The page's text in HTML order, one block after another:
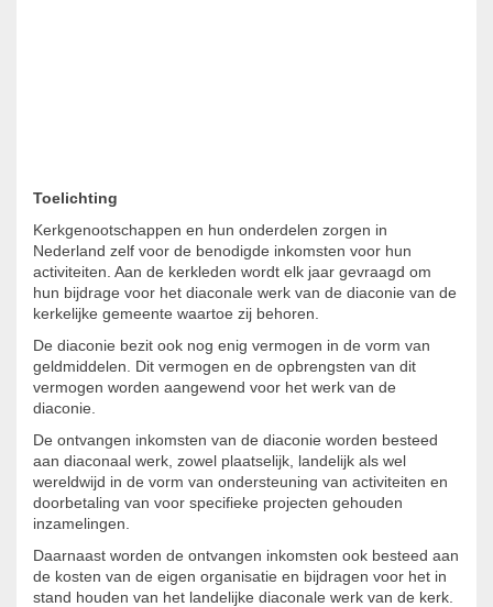
Toelichting
Kerkgenootschappen en hun onderdelen zorgen in
Nederland zelf voor de benodigde inkomsten voor hun
activiteiten. Aan de kerkleden wordt elk jaar gevraagd om
hun bijdrage voor het diaconale werk van de diaconie van de
kerkelijke gemeente waartoe zij behoren.
De diaconie bezit ook nog enig vermogen in de vorm van
geldmiddelen. Dit vermogen en de opbrengsten van dit
vermogen worden aangewend voor het werk van de
diaconie.
De ontvangen inkomsten van de diaconie worden besteed
aan diaconaal werk, zowel plaatselijk, landelijk als wel
wereldwijd in de vorm van ondersteuning van activiteiten en
doorbetaling van voor specifieke projecten gehouden
inzamelingen.
Daarnaast worden de ontvangen inkomsten ook besteed aan
de kosten van de eigen organisatie en bijdragen voor het in
stand houden van het landelijke diaconale werk van de kerk.